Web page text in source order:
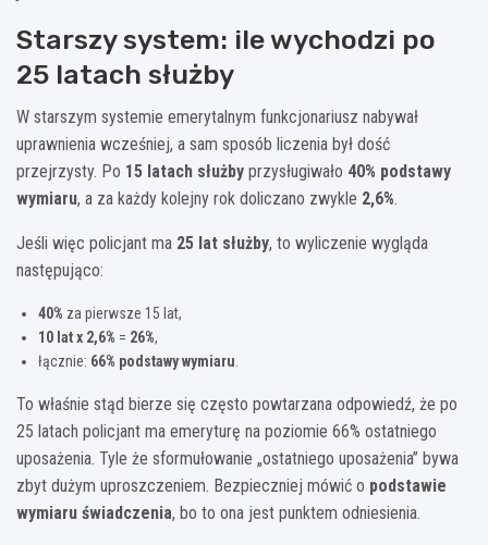
Starszy system: ile wychodzi po
25 latach służby
W starszym systemie emerytalnym funkcjonariusz nabywał
uprawnienia wcześniej, a sam sposób liczenia był dość
przejrzysty. Po 15 latach służby przysługiwało 40% podstawy
wymiaru, a za każdy kolejny rok doliczano zwykle 2,6%.
Jeśli więc policjant ma 25 lat służby, to wyliczenie wygląda
następująco:
40% za pierwsze 15 lat,
10 lat x 2,6% = 26%,
łącznie: 66% podstawy wymiaru
To właśnie stąd bierze się często powtarzana odpowiedź, że po
25 latach policjant ma emeryturę na poziomie 66% ostatniego
uposażenia. Tyle że sformułowanie „ostatniego uposażenia” bywa
zbyt dużym uproszczeniem. Bezpieczniej mówić o podstawie
wymiaru świadczenia, bo to ona jest punktem odniesienia.